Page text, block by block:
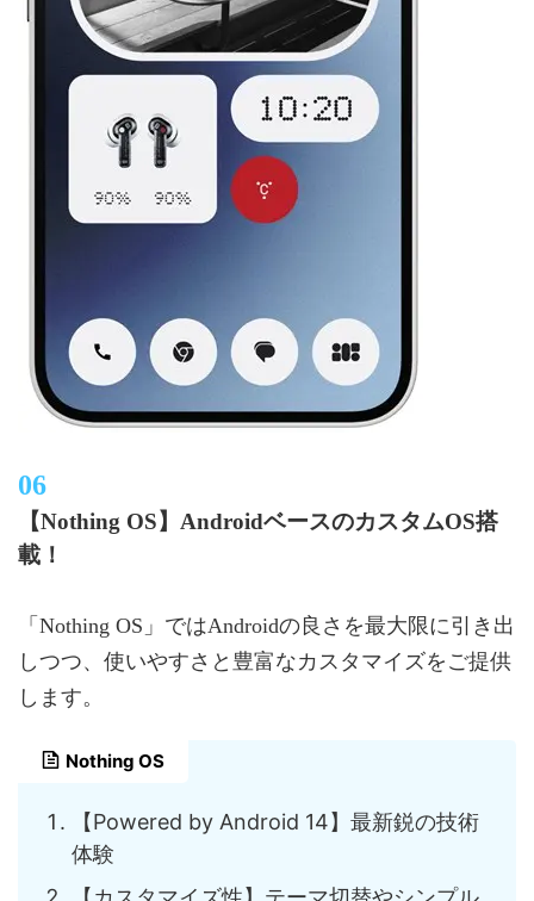
【Nothing OS】AndroidベースのカスタムOS搭
載！
「Nothing OS」ではAndroidの良さを最大限に引き出
しつつ、使いやすさと豊富なカスタマイズをご提供
します。
Nothing OS
【Powered by Android 14】最新鋭の技術
体験